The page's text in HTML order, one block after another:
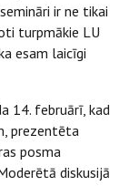
ir ne tikai
turpmākie LU
esam laicīgi
14. februārī, kad
prezentēta
posma
diskusijā